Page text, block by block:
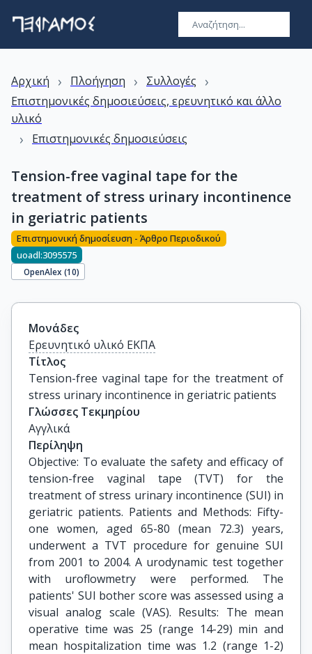
Αρχική › Πλοήγηση › Συλλογές ›
Επιστημονικές δημοσιεύσεις, ερευνητικό και άλλο
υλικό
› Επιστημονικές δημοσιεύσεις
Tension-free vaginal tape for the
treatment of stress urinary incontinence
in geriatric patients
Επιστημονική δημοσίευση - Άρθρο Περιοδικού
uoadl:3095575
OpenAlex (10)
Μονάδες
Ερευνητικό υλικό ΕΚΠΑ
Τίτλος
Tension-free vaginal tape for the treatment of
stress urinary incontinence in geriatric patients
Γλώσσες Τεκμηρίου
Αγγλικά
Περίληψη
Objective: To evaluate the safety and efficacy of
tension-free vaginal tape (TVT) for the
treatment of stress urinary incontinence (SUI) in
geriatric patients. Patients and Methods: Fifty-
one women, aged 65-80 (mean 72.3) years,
underwent a TVT procedure for genuine SUI
from 2001 to 2004. A urodynamic test together
with uroflowmetry were performed. The
patients' SUI bother score was assessed using a
visual analog scale (VAS). Results: The mean
operative time was 25 (range 14-29) min and
mean hospitalization time was 1.2 (range 1-2)